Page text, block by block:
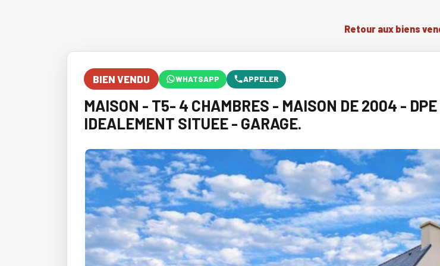
Retour aux biens
BIEN VENDU WHATSAPP APPELER
MAISON - T5- 4 CHAMBRES - MAISON DE 2004 -
IDEALEMENT SITUEE - GARAGE.